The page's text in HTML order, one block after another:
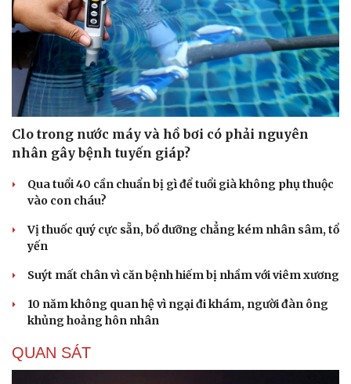
Cải chính
Clo trong nước máy và hồ bơi có phải nguyên
nhân gây bệnh tuyến giáp?
Qua tuổi 40 cần chuẩn bị gì để tuổi già không phụ thuộc
vào con cháu?
Vị thuốc quý cực sẵn, bổ dưỡng chẳng kém nhân sâm, tổ
yến
Suýt mất chân vì căn bệnh hiếm bị nhầm với viêm xương
10 năm không quan hệ vì ngại đi khám, người đàn ông
khủng hoảng hôn nhân
QUAN SÁT